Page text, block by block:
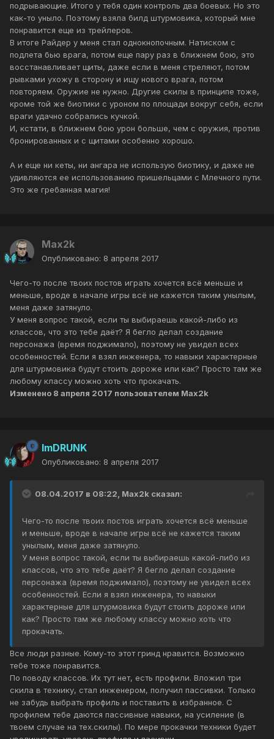
подрывающие. Итого у тебя один контроль два боевых. Но это
как-то уныло. Поэтому взяла билд штурмовика, который мне
понравится еще из трейлеров.
В итоге Райдер у меня стал однокнопочным. Натиском с
подлета бью врага, потом еще пару раз в ближнем бою, это
восстанавливает щиты, даже если в меня стреляют, потом
рывками ухожу в сторону и ищу нового врага, потом
повторяем. Оружие не нужно. Другие скилы в принципе тоже,
кроме той же биотики с уроном по площади вокруг себя, если
враги удачно собрались кучкой.
И, кстати, в ближнем бою урон больше, чем с оружия, против
бронированных и с щитами особенно хорошо.
А и еще ни кеты, ни ангара не использую биотику, и даже не
удивляются ее использованию пришельцами с Млечного пути.
Это же гребанная магия!
Max2k
Опубликовано: 8 апреля 2017
Чего-то после твоих постов играть хочется всё меньше и
меньше, вроде в начале игры всё не кажется таким унылым,
меня даже затянуло.
У меня вопрос такой, если ты выбираешь какой-либо из
классов, что это тебе даёт? Я бегло делал создание
персонажа (время поджимало), поэтому не увидел всех
особенностей. Если я взял инженера, то навыки характерные
для штурмовика будут стоить дороже или как? Просто там же
любому классу можно хоть что прокачать.
Изменено 8 апреля 2017 пользователем Max2k
ImDRUNK
Опубликовано: 8 апреля 2017
08.04.2017 в 08:22, Max2k сказал:
Чего-то после твоих постов играть хочется всё меньше
и меньше, вроде в начале игры всё не кажется таким
унылым, меня даже затянуло.
У меня вопрос такой, если ты выбираешь какой-либо из
классов, что это тебе даёт? Я бегло делал создание
персонажа (время поджимало), поэтому не увидел всех
особенностей. Если я взял инженера, то навыки
характерные для штурмовика будут стоить дороже или
как? Просто там же любому классу можно хоть что
прокачать.
Все люди разные. Кому-то этот гринд нравится. Возможно
тебе тоже понравится.
По поводу классов. Их тут нет, есть профили. Вложил три
скила в технику, стал инженером, получил пассивки. Только
не забудь выбрать профиль и поставить в избранное. С
профилем тебе даются пассивные навыки, на усиление (в
твоем случае на тех.скилы). По мере прокачки техники будет